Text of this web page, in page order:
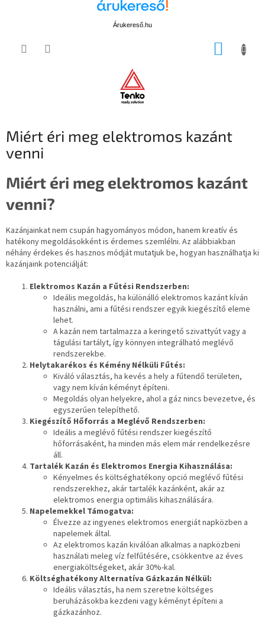
Árukereső.hu
KOSÁR
Miért éri meg elektromos kazánt
venni
Miért éri meg elektromos kazánt
venni?
Kazánjainkat nem csupán hagyományos módon, hanem kreatív és
hatékony megoldásokként is érdemes szemlélni. Az alábbiakban
néhány érdekes és hasznos módját mutatjuk be, hogyan használhatja ki
kazánjaink potenciálját:
Elektromos Kazán a Fűtési Rendszerben:
Ideális megoldás, ha különálló elektromos kazánt kíván
használni, ami a fűtési rendszer egyik kiegészítő eleme
lehet.
A kazán nem tartalmazza a keringető szivattyút vagy a
tágulási tartályt, így könnyen integrálható meglévő
rendszerekbe.
Helytakarékos és Kémény Nélküli Fűtés:
Kiváló választás, ha kevés a hely a fűtendő területen,
vagy nem kíván kéményt építeni.
Megoldás olyan helyekre, ahol a gáz nincs bevezetve, és
egyszerűen telepíthető.
Kiegészítő Hőforrás a Meglévő Rendszerben:
Ideális a meglévő fűtési rendszer kiegészítő
hőforrásaként, ha minden más elem már rendelkezésre
áll.
Tartalék Kazán és Elektromos Energia Kihasználása:
Kényelmes és költséghatékony opció meglévő fűtési
rendszerekhez, akár tartalék kazánként, akár az
elektromos energia optimális kihasználására.
Napelemekkel Támogatva:
Élvezze az ingyenes elektromos energiát napközben a
napelemek által.
Az elektromos kazán kiválóan alkalmas a napközbeni
használati meleg víz felfűtésére, csökkentve az éves
energiaköltségeket, akár 30%-kal.
Költséghatékony Alternatíva Gázkazán Nélkül:
Ideális választás, ha nem szeretne költséges
beruházásokba kezdeni vagy kéményt építeni a
gázkazánhoz.